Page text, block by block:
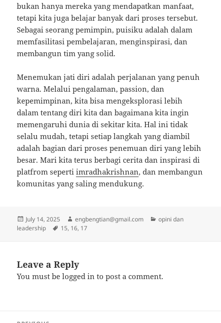
bukan hanya mereka yang mendapatkan manfaat,
tetapi kita juga belajar banyak dari proses tersebut.
Sebagai seorang pemimpin, puisiku adalah dalam
memfasilitasi pembelajaran, menginspirasi, dan
membangun tim yang solid.
Menemukan jati diri adalah perjalanan yang penuh
warna. Melalui pengalaman, passion, dan
kepemimpinan, kita bisa mengeksplorasi lebih
dalam tentang diri kita dan bagaimana kita ingin
memengaruhi dunia di sekitar kita. Hal ini tidak
selalu mudah, tetapi setiap langkah yang diambil
adalah bagian dari proses penemuan diri yang lebih
besar. Mari kita terus berbagi cerita dan inspirasi di
platfrom sepertiimradhakrishnan, dan membangun
komunitas yang saling mendukung.
Posted
on
July 14, 2025 Author
engbengtian@gmail.com Categories
opini dan
leadership
Tags
15, 16, 17
Leave a Reply
You must belogged in to post a comment.